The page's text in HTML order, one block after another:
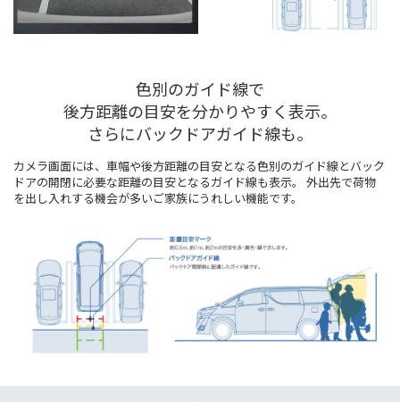
色別のガイド線で
後方距離の目安を分かりやすく表示。
さらにバックドアガイド線も。
カメラ画面には、車幅や後方距離の目安となる色別のガイド線とバック
ドアの開閉に必要な距離の目安となるガイド線も表示。 外出先で荷物
を出し入れする機会が多いご家族にうれしい機能です。